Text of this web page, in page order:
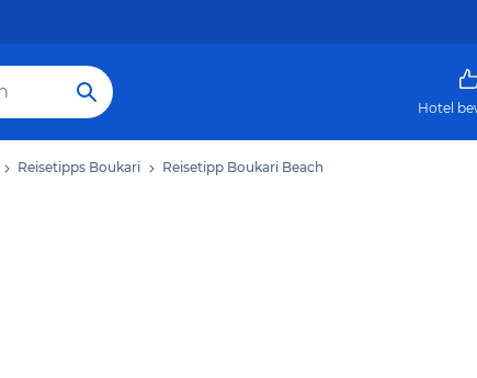
Hotel
Reisetipps Boukari Reisetipp Boukari Beach